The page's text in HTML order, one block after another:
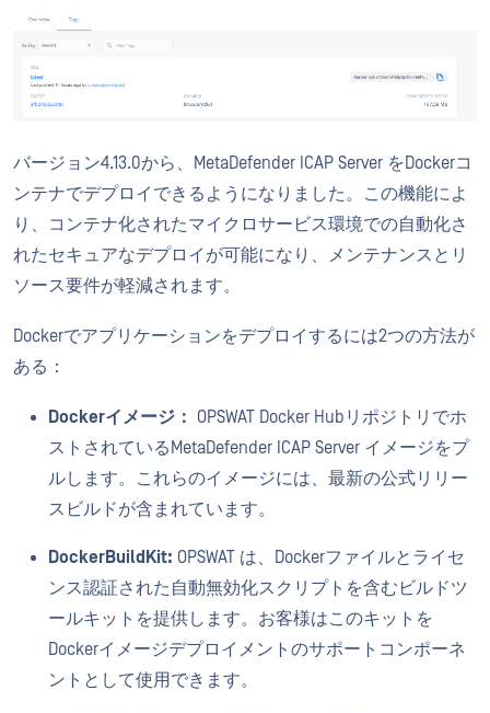
バージョン4.13.0から、MetaDefender ICAP Server をDockerコ
ンテナでデプロイできるようになりました。この機能によ
り、コンテナ化されたマイクロサービス環境での自動化さ
れたセキュアなデプロイが可能になり、メンテナンスとリ
ソース要件が軽減されます。
Dockerでアプリケーションをデプロイするには2つの方法が
ある：
Dockerイメージ：
OPSWAT Docker Hubリポジトリでホ
ストされているMetaDefender ICAP Server イメージをプ
ルします。これらのイメージには、最新の公式リリー
スビルドが含まれています。
DockerBuildKit: OPSWAT は、Dockerファイルとライセ
ンス認証された自動無効化スクリプトを含むビルドツ
ールキットを提供します。お客様はこのキットを
Dockerイメージデプロイメントのサポートコンポーネ
ントとして使用できます。